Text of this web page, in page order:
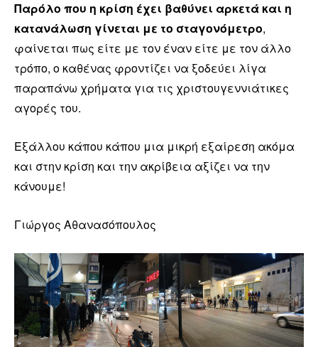
Παρόλο που η κρίση έχει βαθύνει αρκετά και η
κατανάλωση γίνεται με το σταγονόμετρο,
φαίνεται πως είτε με τον έναν είτε με τον άλλο
τρόπο, ο καθένας φροντίζει να ξοδεύει λίγα
παραπάνω χρήματα για τις χριστουγεννιάτικες
αγορές του.
Εξάλλου κάπου κάπου μια μικρή εξαίρεση ακόμα
και στην κρίση και την ακρίβεια αξίζει να την
κάνουμε!
Γιώργος Αθανασόπουλος